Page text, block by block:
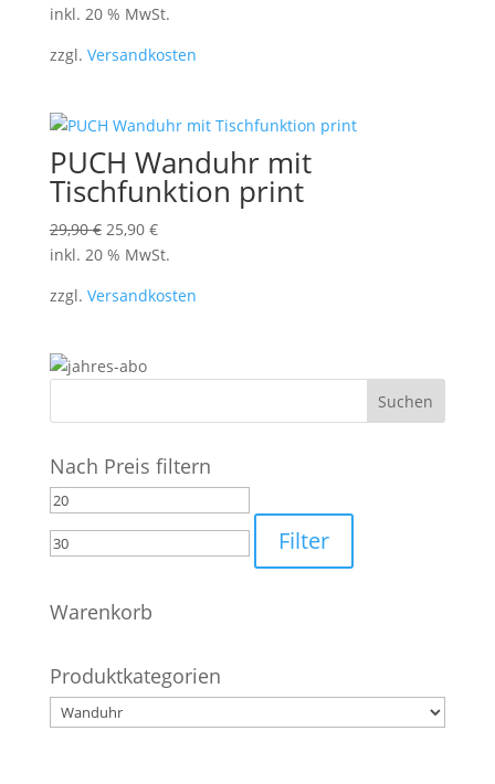
Preis
29,90 €
Preis
27,90 €.
inkl. 20 % MwSt.
zzgl. Versandkosten
PUCH Wanduhr mit
Tischfunktion print
29,90€ Ursprünglicher
Preis
29,90 €
25,90 €Aktueller
Preis
25,90 €.
inkl. 20 % MwSt.
zzgl. Versandkosten
Nach Preis filtern
Min.
Preis
Filter
Warenkorb
Produktkategorien